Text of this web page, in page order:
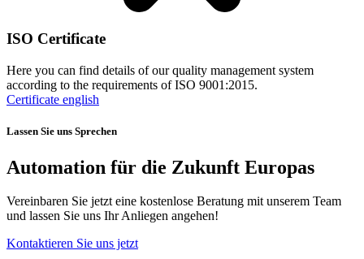
ISO Certificate
Here you can find details of our quality management system
according to the requirements of ISO 9001:2015.
Certificate english
Lassen Sie uns Sprechen
Automation für die Zukunft Europas
Vereinbaren Sie jetzt eine kostenlose Beratung mit unserem Team
und lassen Sie uns Ihr Anliegen angehen!
Kontaktieren Sie uns jetzt